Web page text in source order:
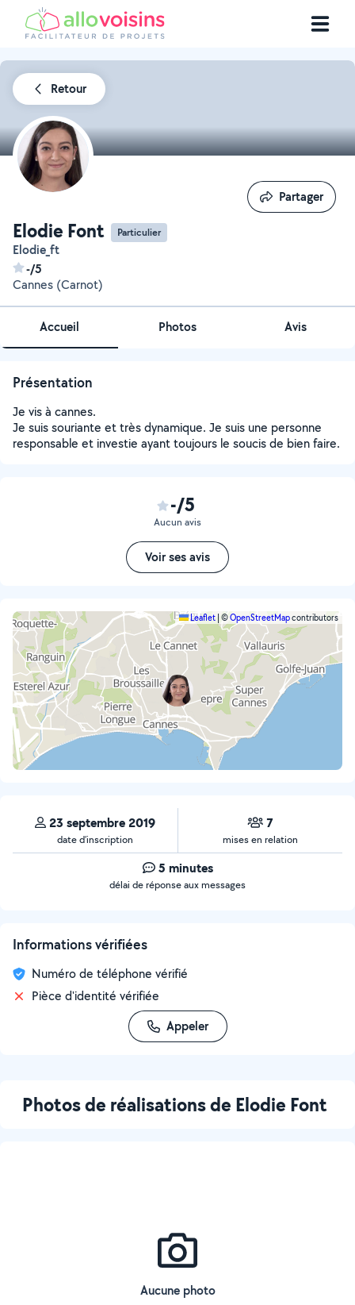
Retour
Elodie Font Particulier
Elodie_ft
-/5
Cannes (Carnot)
Partager
Partager
Accueil Photos Avis
Présentation
Je vis à cannes.
Je suis souriante et très dynamique. Je suis une personne
responsable et investie ayant toujours le soucis de bien faire.
-/5
Aucun avis
Voir ses avis
Leaflet ©OpenStreetMapcontributors
23 septembre 2019
date d’inscription
7
mises en relation
5 minutes
délai de réponse aux messages
Informations vérifiées
Numéro de téléphone vérifié
Pièce d'identité vérifiée
Appeler
Photos de réalisations de Elodie Font
Aucune photo